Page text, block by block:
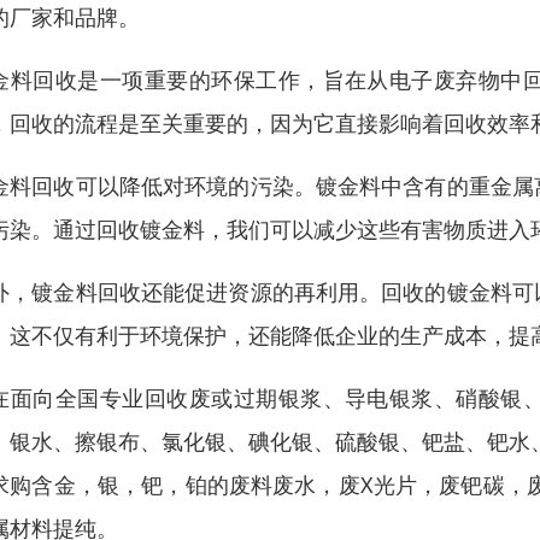
厂家和品牌。
料回收是一项重要的环保工作，旨在从电子废弃物
回收的流程是至关重要的，因为它直接影响着回收效率
料回收可以降低对环境的污染。镀金料中含有的重金
染。通过回收镀金料，我们可以减少这些有害物质进
，镀金料回收还能促进资源的再利用。回收的镀金料
这不仅有利于环境保护，还能降低企业的生产成本，提
面向全国专业回收废或过期银浆、导电银浆、硝酸
银水、擦银布、氯化银、碘化银、硫酸银、钯盐、钯
购含金，银，钯，铂的废料废水，废X光片，废钯碳
料提纯。